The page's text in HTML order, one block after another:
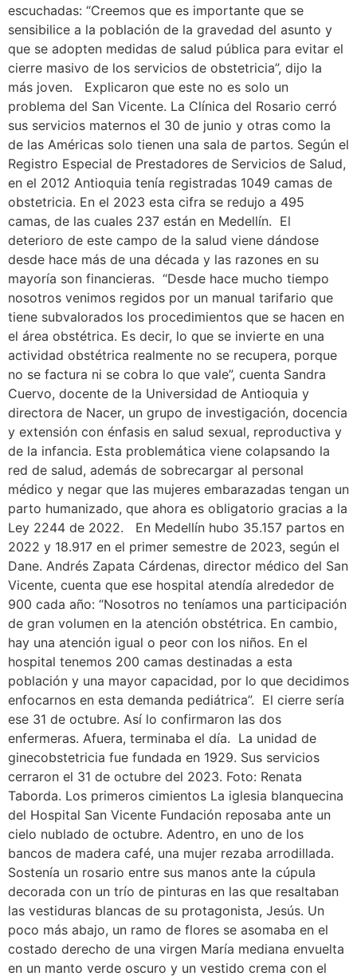
escuchadas: “Creemos que es importante que se
sensibilice a la población de la gravedad del asunto y
que se adopten medidas de salud pública para evitar el
cierre masivo de los servicios de obstetricia”, dijo la
más joven. Explicaron que este no es solo un
problema del San Vicente. La Clínica del Rosario cerró
sus servicios maternos el 30 de junio y otras como la
de las Américas solo tienen una sala de partos. Según el
Registro Especial de Prestadores de Servicios de Salud,
en el 2012 Antioquia tenía registradas 1049 camas de
obstetricia. En el 2023 esta cifra se redujo a 495
camas, de las cuales 237 están en Medellín. El
deterioro de este campo de la salud viene dándose
desde hace más de una década y las razones en su
mayoría son financieras. “Desde hace mucho tiempo
nosotros venimos regidos por un manual tarifario que
tiene subvalorados los procedimientos que se hacen en
el área obstétrica. Es decir, lo que se invierte en una
actividad obstétrica realmente no se recupera, porque
no se factura ni se cobra lo que vale”, cuenta Sandra
Cuervo, docente de la Universidad de Antioquia y
directora de Nacer, un grupo de investigación, docencia
y extensión con énfasis en salud sexual, reproductiva y
de la infancia. Esta problemática viene colapsando la
red de salud, además de sobrecargar al personal
médico y negar que las mujeres embarazadas tengan un
parto humanizado, que ahora es obligatorio gracias a la
Ley 2244 de 2022. En Medellín hubo 35.157 partos en
2022 y 18.917 en el primer semestre de 2023, según el
Dane. Andrés Zapata Cárdenas, director médico del San
Vicente, cuenta que ese hospital atendía alrededor de
900 cada año: “Nosotros no teníamos una participación
de gran volumen en la atención obstétrica. En cambio,
hay una atención igual o peor con los niños. En el
hospital tenemos 200 camas destinadas a esta
población y una mayor capacidad, por lo que decidimos
enfocarnos en esta demanda pediátrica”. El cierre sería
ese 31 de octubre. Así lo confirmaron las dos
enfermeras. Afuera, terminaba el día. La unidad de
ginecobstetricia fue fundada en 1929. Sus servicios
cerraron el 31 de octubre del 2023. Foto: Renata
Taborda. Los primeros cimientos La iglesia blanquecina
del Hospital San Vicente Fundación reposaba ante un
cielo nublado de octubre. Adentro, en uno de los
bancos de madera café, una mujer rezaba arrodillada.
Sostenía un rosario entre sus manos ante la cúpula
decorada con un trío de pinturas en las que resaltaban
las vestiduras blancas de su protagonista, Jesús. Un
poco más abajo, un ramo de flores se asomaba en el
costado derecho de una virgen María mediana envuelta
en un manto verde oscuro y un vestido crema con el